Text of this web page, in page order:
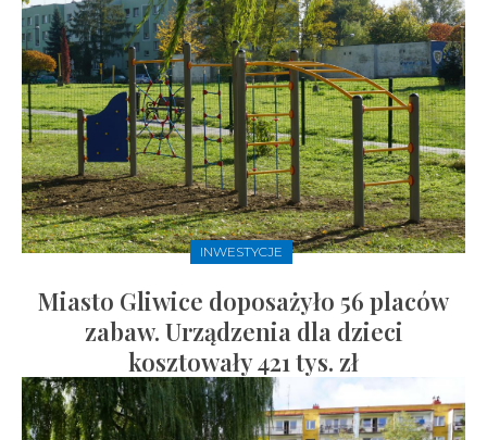
INWESTYCJE
Miasto Gliwice doposażyło 56 placów
zabaw. Urządzenia dla dzieci
kosztowały 421 tys. zł